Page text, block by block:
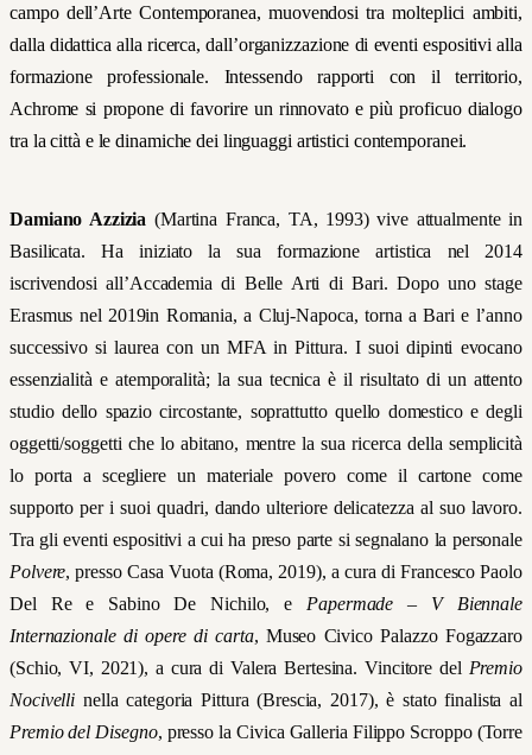
campo dell’Arte Contemporanea, muovendosi tra molteplici ambiti,
dalla didattica alla ricerca, dall’organizzazione di eventi espositivi alla
formazione professionale. Intessendo rapporti con il territorio,
Achrome si propone di favorire un rinnovato e più proficuo dialogo
tra la città e le dinamiche dei linguaggi artistici contemporanei.
Damiano Azzizia (Martina Franca, TA, 1993) vive attualmente in
Basilicata. Ha iniziato la sua formazione artistica nel 2014
iscrivendosi all’Accademia di Belle Arti di Bari. Dopo uno stage
Erasmus nel 2019in Romania, a Cluj-Napoca, torna a Bari e l’anno
successivo si laurea con un MFA in Pittura. I suoi dipinti evocano
essenzialità e atemporalità; la sua tecnica è il risultato di un attento
studio dello spazio circostante, soprattutto quello domestico e degli
oggetti/soggetti che lo abitano, mentre la sua ricerca della semplicità
lo porta a scegliere un materiale povero come il cartone come
supporto per i suoi quadri, dando ulteriore delicatezza al suo lavoro.
Tra gli eventi espositivi a cui ha preso parte si segnalano la personale
Polvere, presso Casa Vuota (Roma, 2019), a cura di Francesco Paolo
Del Re e Sabino De Nichilo, e Papermade – V Biennale
Internazionale di opere di carta, Museo Civico Palazzo Fogazzaro
(Schio, VI, 2021), a cura di Valera Bertesina. Vincitore del Premio
Nocivelli nella categoria Pittura (Brescia, 2017), è stato finalista al
Premio del Disegno, presso la Civica Galleria Filippo Scroppo (Torre